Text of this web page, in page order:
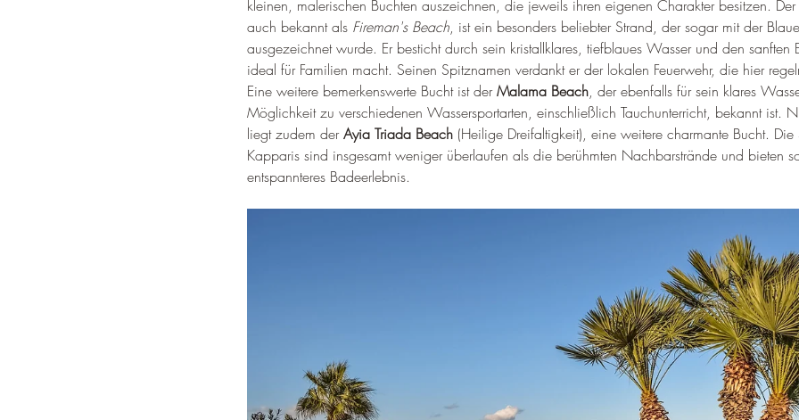
kleinen, malerischen Buchten auszeichnen, die jeweils ihren eigenen Charakter besitzen. Der
auch bekannt als Fireman's Beach, ist ein besonders beliebter Strand, der sogar mit der
ausgezeichnet wurde. Er besticht durch sein kristallklares, tiefblaues Wasser und den
ideal für Familien macht. Seinen Spitznamen verdankt er der lokalen Feuerwehr, die hier
Eine weitere bemerkenswerte Bucht ist der Malama Beach, der ebenfalls für sein klares
Möglichkeit zu verschiedenen Wassersportarten, einschließlich Tauchunterricht, bekannt ist.
liegt zudem der Ayia Triada Beach (Heilige Dreifaltigkeit), eine weitere charmante Bucht.
Kapparis sind insgesamt weniger überlaufen als die berühmten Nachbarstrände und bieten
entspannteres Badeerlebnis.